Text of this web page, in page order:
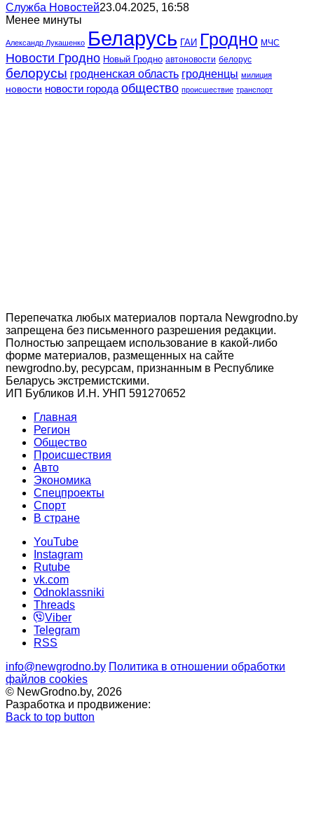
Служба Новостей23.04.2025, 16:58
Менее минуты
Александр Лукашенко Беларусь ГАИ Гродно МЧС
Новости Гродно Новый Гродно автоновости белорус
белорусы гродненская область гродненцы милиция
новости новости города общество происшествие транспорт
Перепечатка любых материалов портала Newgrodno.by
запрещена без письменного разрешения редакции.
Полностью запрещаем использование в какой-либо
форме материалов, размещенных на сайте
newgrodno.by, ресурсам, признанным в Республике
Беларусь экстремистскими.
ИП Бубликов И.Н. УНП 591270652
Главная
Регион
Общество
Происшествия
Авто
Экономика
Спецпроекты
Cпорт
В стране
YouTube
Instagram
Rutube
vk.com
Odnoklassniki
Threads
Viber
Telegram
RSS
info@newgrodno.by Политика в отношении обработки
файлов cookies
© NewGrodno.by, 2026
Разработка и продвижение:
Back to top button